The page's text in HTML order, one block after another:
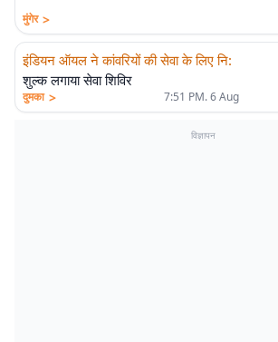
मुंगेर >
इंडियन ऑयल ने कांवरियों की सेवा के लिए नि:
शुल्क लगाया सेवा शिविर
दुमका > 7:51 PM. 6 Aug
विज्ञापन